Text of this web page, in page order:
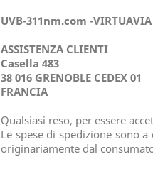
UVB-311nm.com -VIRTUAVIA
ASSISTENZA CLIENTI
Casella 483
38 016 GRENOBLE CEDEX 01
FRANCIA
Qualsiasi reso, per essere
Le spese di spedizione sono
originariamente dal